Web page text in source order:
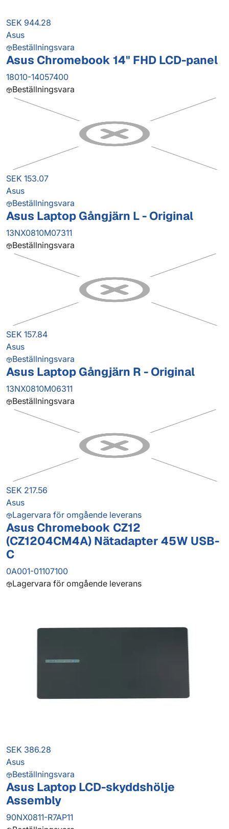
SEK 944.28
Asus
Beställningsvara
Asus Chromebook 14" FHD LCD-panel
18010-14057400
Beställningsvara
SEK 153.07
Asus
Beställningsvara
Asus Laptop Gångjärn L - Original
13NX0810M07311
Beställningsvara
SEK 157.84
Asus
Beställningsvara
Asus Laptop Gångjärn R - Original
13NX0810M06311
Beställningsvara
SEK 217.56
Asus
Lagervara för omgående leverans
Asus Chromebook CZ12
(CZ1204CM4A) Nätadapter 45W USB-
C
0A001-01107100
Lagervara för omgående leverans
SEK 386.28
Asus
Beställningsvara
Asus Laptop LCD-skyddshölje
Assembly
90NX0811-R7AP11